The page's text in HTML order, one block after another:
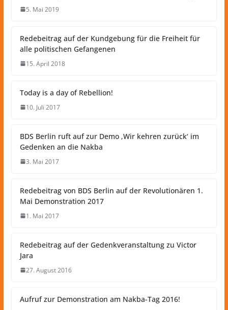
5. Mai 2019
Redebeitrag auf der Kundgebung für die Freiheit für
alle politischen Gefangenen
15. April 2018
Today is a day of Rebellion!
10. Juli 2017
BDS Berlin ruft auf zur Demo ‚Wir kehren zurück‘ im
Gedenken an die Nakba
3. Mai 2017
Redebeitrag von BDS Berlin auf der Revolutionären 1.
Mai Demonstration 2017
1. Mai 2017
Redebeitrag auf der Gedenkveranstaltung zu Victor
Jara
27. August 2016
Aufruf zur Demonstration am Nakba-Tag 2016!